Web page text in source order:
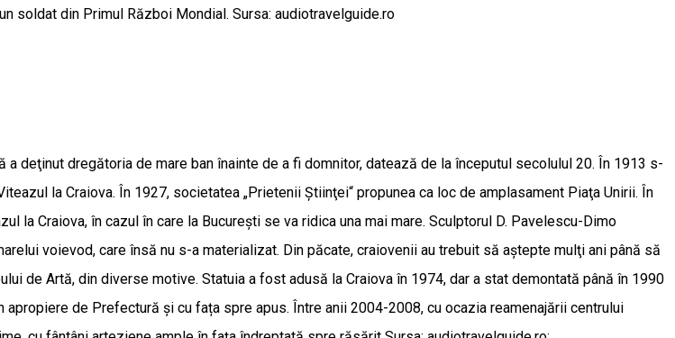
soldat din Primul Război Mondial. Sursa: audiotravelguide.ro
deţinut dregătoria de mare ban înainte de a fi domnitor, datează de la începutul secolulul 20. În 1913 s-
la Craiova. În 1927, societatea „Prietenii Ştiinţei“ propunea ca loc de amplasament Piaţa Unirii. În
la Craiova, în cazul în care la Bucureşti se va ridica una mai mare. Sculptorul D. Pavelescu-Dimo
voievod, care însă nu s-a materializat. Din păcate, craiovenii au trebuit să aştepte mulţi ani până să
de Artă, din diverse motive. Statuia a fost adusă la Craiova în 1974, dar a stat demontată până în 1990
de Prefectură și cu fața spre apus. Între anii 2004-2008, cu ocazia reamenajării centrului